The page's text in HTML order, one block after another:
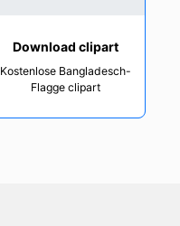
Download clipart
Kostenlose Bangladesch-
Flagge clipart